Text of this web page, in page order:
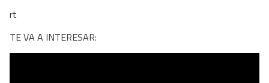
rt
TE VA A INTERESAR: